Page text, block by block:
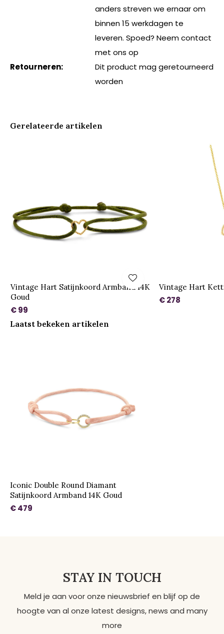
anders streven we ernaar om
binnen 15 werkdagen te
leveren. Spoed? Neem contact
met ons op
Retourneren:
Dit product mag geretourneerd
worden
Gerelateerde artikelen
Vintage Hart Satijnkoord Armband 14K
Goud
€ 99
Vintage Hart
€ 278
Laatst bekeken artikelen
Iconic Double Round Diamant
Satijnkoord Armband 14K Goud
€ 479
STAY IN TOUCH
Meld je aan voor onze nieuwsbrief en blijf op de
hoogte van al onze latest designs, news and many
more